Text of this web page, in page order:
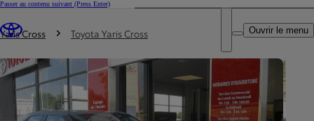
Passer au contenu suivant (Press Enter)
Trouvez un partenaire Toyota
DEALER NAME
Ouvrir le menu
Vous êtes ici
Yaris Cross Toyota Yaris Cross